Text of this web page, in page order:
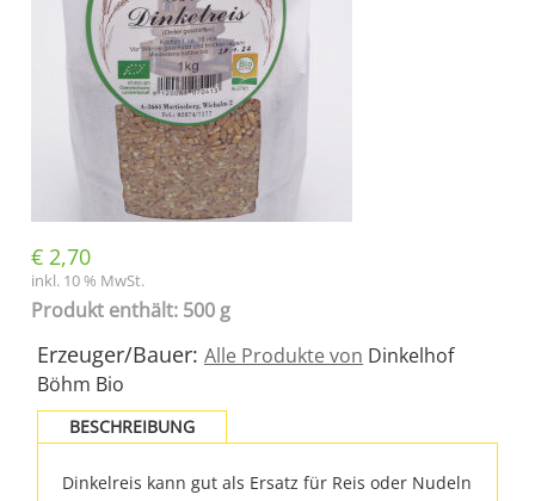
€ 2,70
inkl. 10 % MwSt.
Produkt enthält: 500 g
Erzeuger/Bauer: Alle Produkte von Dinkelhof
Böhm Bio
BESCHREIBUNG
Dinkelreis kann gut als Ersatz für Reis oder Nudeln